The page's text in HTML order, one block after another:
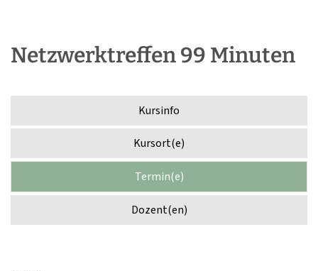
Netzwerktreffen 99 Minuten
Kursinfo
Kursort(e)
Termin(e)
Dozent(en)